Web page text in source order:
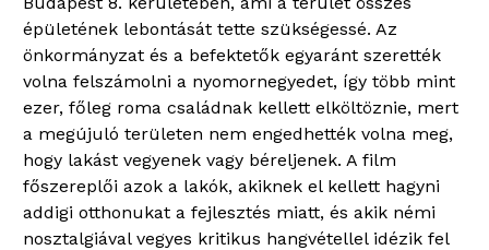
épületének lebontását tette szükségessé. Az
önkormányzat és a befektetők egyaránt szerették
volna felszámolni a nyomornegyedet, így több mint
ezer, főleg roma családnak kellett elköltöznie, mert
a megújuló területen nem engedhették volna meg,
hogy lakást vegyenek vagy béreljenek. A film
főszereplői azok a lakók, akiknek el kellett hagyni
addigi otthonukat a fejlesztés miatt, és akik némi
nosztalgiával vegyes kritikus hangvétellel idézik fel